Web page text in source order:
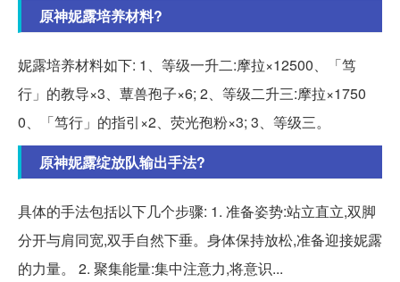
原神妮露培养材料?
妮露培养材料如下: 1、等级一升二:摩拉×12500、「笃
行」的教导×3、蕈兽孢子×6; 2、等级二升三:摩拉×1750
0、「笃行」的指引×2、荧光孢粉×3; 3、等级三。
原神妮露绽放队输出手法?
具体的手法包括以下几个步骤: 1. 准备姿势:站立直立,双脚
分开与肩同宽,双手自然下垂。身体保持放松,准备迎接妮露
的力量。 2. 聚集能量:集中注意力,将意识...